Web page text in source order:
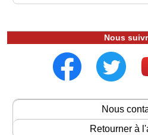
Nous
Nous
Retourner à